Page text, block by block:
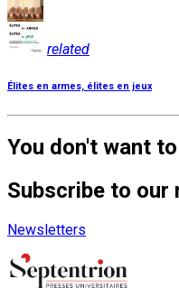
related
Élites en armes, élites en jeux
You don't want
Subscribe to our
Newsletters